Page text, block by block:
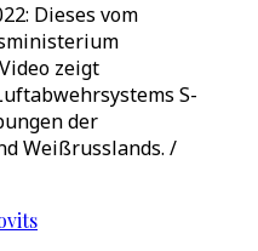
Dieses vom
zeigt
S-
der
Weißrusslands. /